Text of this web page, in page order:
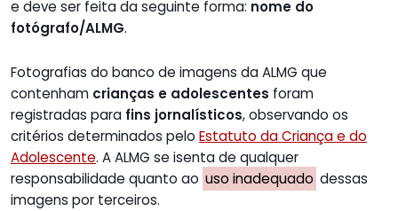
e deve ser feita da seguinte forma: nome do
fotógrafo/ALMG.
Fotografias do banco de imagens da ALMG que
contenham crianças e adolescentes foram
registradas para fins jornalísticos, observando os
critérios determinados pelo Estatuto da Criança e do
Adolescente. A ALMG se isenta de qualquer
responsabilidade quanto ao uso inadequado dessas
imagens por terceiros.